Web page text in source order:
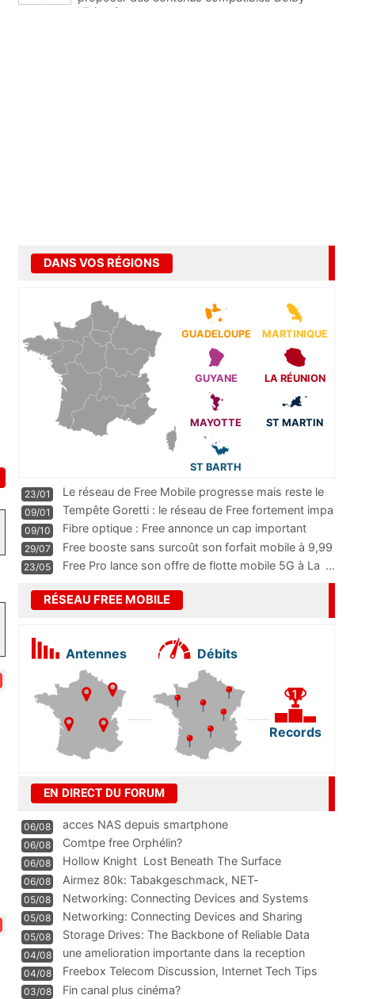
Vision 2
DANS VOS RÉGIONS
GUADELOUPE MARTINIQUE
GUYANE LA RÉUNION
MAYOTTE ST MARTIN
ST BARTH
23/01
Le réseau de Free Mobile progresse mais reste le
m
...
09/01
Tempête Goretti : le réseau de Free fortement impa
09/10
Fibre optique : Free annonce un cap important
pass
...
29/07
Free booste sans surcoût son forfait mobile à 9,99
23/05 Free Pro lance son offre de flotte mobile 5G à La ...
RÉSEAU FREE MOBILE
Antennes Débits
Records
EN DIRECT DU FORUM
06/08 acces NAS depuis smartphone
06/08 Comtpe free Orphélin?
06/08 Hollow Knight  Lost Beneath The Surface
06/08
Airmez 80k: Tabakgeschmack, NET-
Technologie und Leistung im
05/08 Networking: Connecting Devices and Systems
05/08
Networking: Connecting Devices and Sharing
Information
05/08
Storage Drives: The Backbone of Reliable Data
Management
04/08
une amelioration importante dans la reception
WIFI
04/08
Freebox Telecom Discussion, Internet Tech Tips
Communi
03/08 Fin canal plus cinéma?